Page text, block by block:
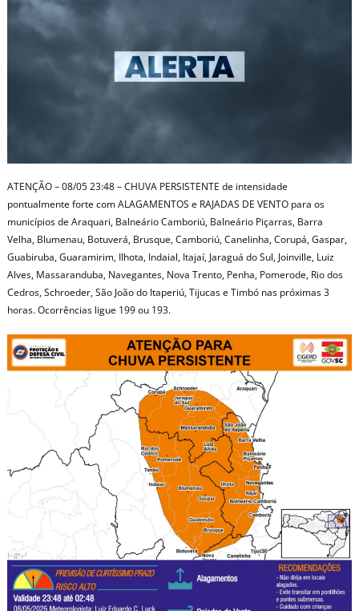
ATENÇÃO – 08/05 23:48 – CHUVA PERSISTENTE de intensidade
pontualmente forte com ALAGAMENTOS e RAJADAS DE VENTO para os
municípios de Araquari, Balneário Camboriú, Balneário Piçarras, Barra
Velha, Blumenau, Botuverá, Brusque, Camboriú, Canelinha, Corupá, Gaspar,
Guabiruba, Guaramirim, Ilhota, Indaial, Itajaí, Jaraguá do Sul, Joinville, Luiz
Alves, Massaranduba, Navegantes, Nova Trento, Penha, Pomerode, Rio dos
Cedros, Schroeder, São João do Itaperiú, Tijucas e Timbó nas próximas 3
horas. Ocorrências ligue 199 ou 193.